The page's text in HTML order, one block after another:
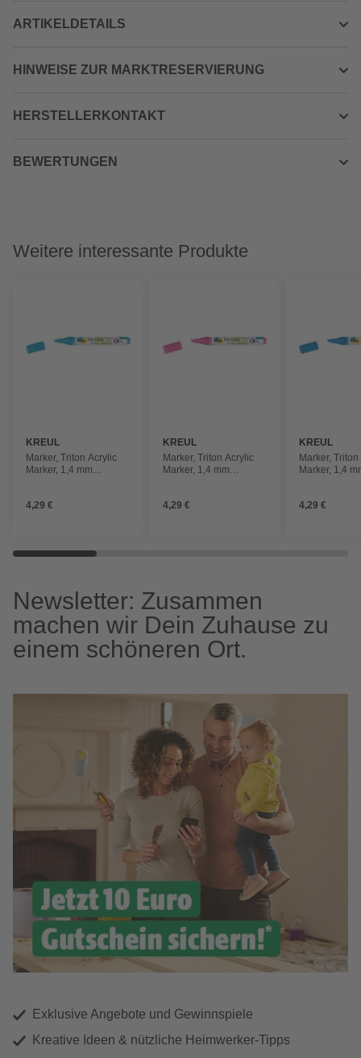
ARTIKELDETAILS
HINWEISE ZUR MARKTRESERVIERUNG
HERSTELLERKONTAKT
BEWERTUNGEN
Weitere interessante Produkte
KREUL
Marker, Triton Acrylic
Marker, 1,4 mm
4,29 €
KREUL
Marker, Triton Acrylic
Marker, 1,4 mm
4,29 €
KREUL
Marker,
Marker, 1,4
4,29 €
Newsletter: Zusammen
machen wir Dein Zuhause zu
einem schöneren Ort.
Exklusive Angebote und Gewinnspiele
Kreative Ideen & nützliche Heimwerker-Tipps